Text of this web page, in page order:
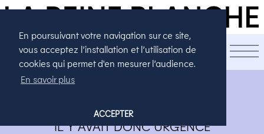
LA SAISON
En poursuivant votre navigation sur ce site,
vous acceptez l’installation et l’utilisation de
cookies qui permet d'en mesurer l’audience.
En savoir plus
ACCEPTER
LA PERMANENCE DES RÊVES
ILYAVAIT DONC URGENCE